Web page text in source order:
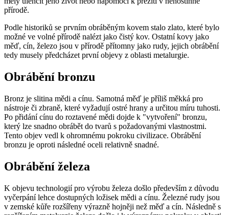
přírodě.
Podle historiků se prvním obráběným kovem stalo zlato, které bylo
možné ve volné přírodě nalézt jako čistý kov. Ostatní kovy jako
měď, cín, železo jsou v přírodě přítomny jako rudy, jejich obrábění
tedy musely předcházet první objevy z oblasti metalurgie.
Obrábění bronzu
Bronz je slitina mědi a cínu. Samotná měď je příliš měkká pro
nástroje či zbraně, které vyžadují ostré hrany a určitou míru tuhosti.
Po přidání cínu do roztavené mědi dojde k "vytvoření" bronzu,
který lze snadno obrábět do tvarů s požadovanými vlastnostmi.
Tento objev vedl k ohromnému pokroku civilizace. Obrábění
bronzu je oproti následné oceli relativně snadné.
Obrábění železa
K objevu technologií pro výrobu železa došlo především z důvodu
vyčerpání lehce dostupných ložisek mědi a cínu. Železné rudy jsou
v zemské kůře rozšířeny výrazně hojněji než měď a cín. Následně s